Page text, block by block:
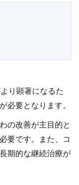
り顕著になるた
必要となります。
の改善が主目的と
要です。また、コ
期的な継続治療が